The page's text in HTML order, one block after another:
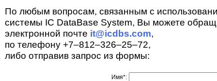
По любым вопросам, связанным с
системы IC DataBase System, Вы можете
электронной почте it@icdbs.com,
по телефону +7–812–326–25–72,
либо отправив запрос из формы:
Имя*: